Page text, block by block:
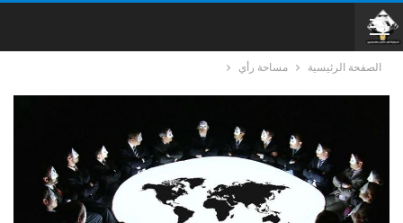
الصفحة الرئيسية مساحة رأي